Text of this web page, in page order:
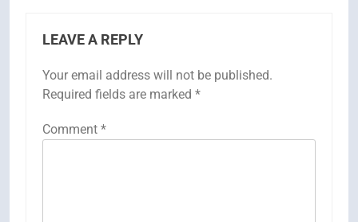
LEAVE A REPLY
Your email address will not be published.
Required fields are marked *
Comment *